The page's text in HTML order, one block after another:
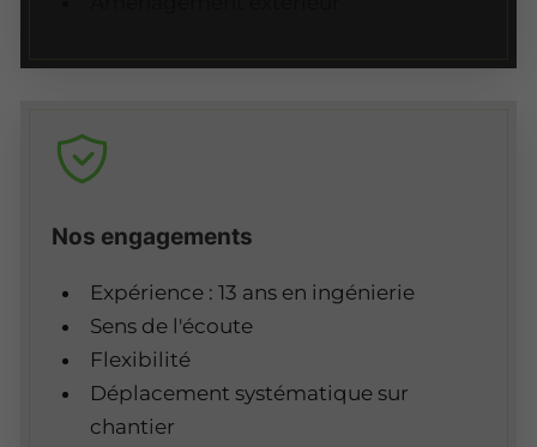
Nos engagements
Expérience : 13 ans en ingénierie
Sens de l'écoute
Flexibilité
Déplacement systématique sur
chantier